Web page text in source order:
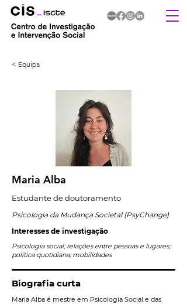
< Equipa
Maria Alba
Estudante de doutoramento
Psicologia da Mudança Societal (PsyChange)
Interesses de investigação
Psicologia social; relações entre pessoas e lugares;
política quotidiana; mobilidades
Biografia curta
Maria Alba é mestre em Psicologia Social e das